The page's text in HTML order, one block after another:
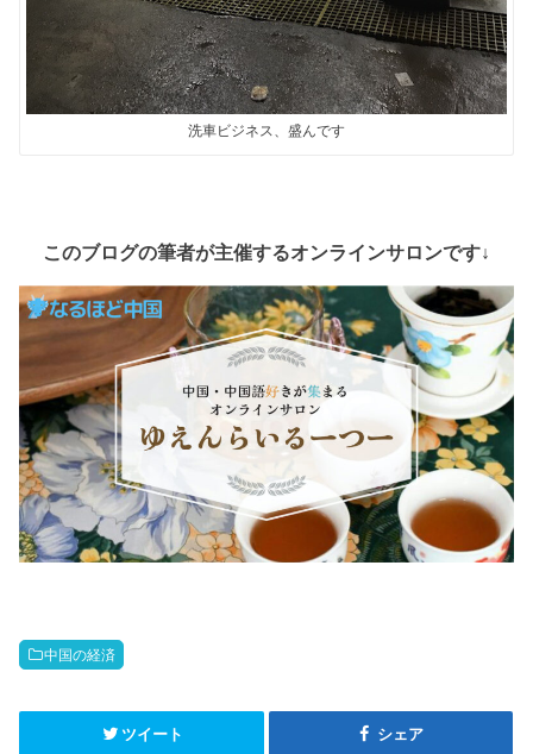
洗車ビジネス、盛んです
このブログの筆者が主催するオンラインサロンです↓
中国の経済
ツイート シェア